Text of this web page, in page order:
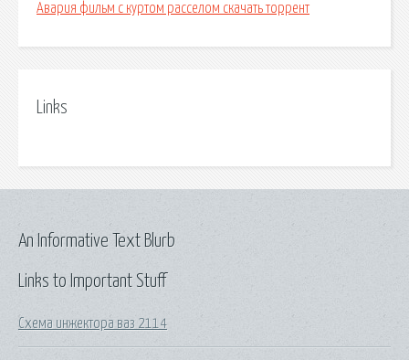
Авария фильм с куртом расселом скачать торрент
Links
Links to Important Stuff
Схема инжектора ваз 2114
An Informative Text Blurb